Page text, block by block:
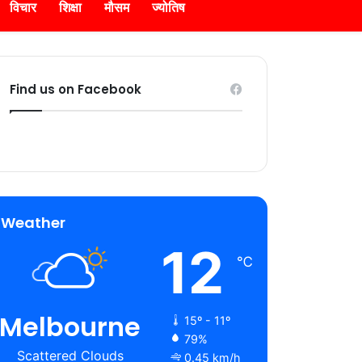
विचार शिक्षा मौसम ज्योतिष
Find us on Facebook
Weather
Melbourne
Scattered Clouds
12 ℃
15º - 11º
79%
0.45 km/h